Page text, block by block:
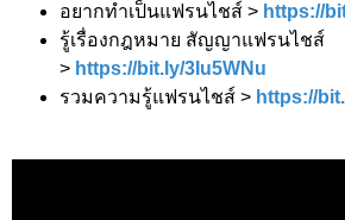
อยากทำเป็นแฟรนไชส์ > https://
รู้เรื่องกฎหมาย สัญญาแฟรนไชส์
> https://bit.ly/3Iu5WNu
รวมความรู้แฟรนไชส์ > https://